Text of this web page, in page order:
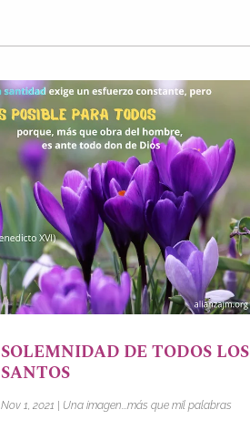
SOLEMNIDAD DE TODOS LOS
SANTOS
Nov 1, 2021 | Una imagen...más que mil palabras